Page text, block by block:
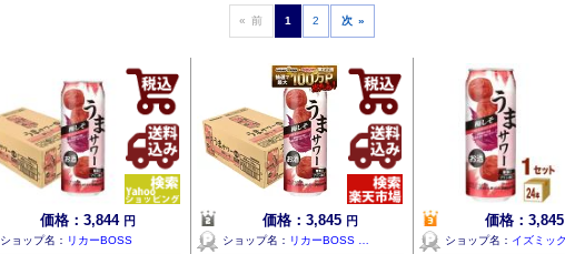
« 前 1 2 次 »
価格：3,844 円
ショップ名： リカーBOSS
価格：3,845 円
ショップ名： リカーBOSS …
価格：
ショップ名： イズミッ